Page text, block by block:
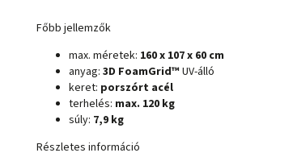
Főbb jellemzők
max. méretek: 160 x 107 x 60 cm
anyag:3D FoamGrid™UV-álló
keret: porszórt acél
terhelés: max. 120 kg
súly: 7,9 kg
Részletes információ